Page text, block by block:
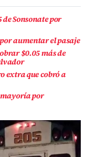
Sonsonate por
aumentar el pasaje
$0.05 más de
extra que cobró a
mayoría por